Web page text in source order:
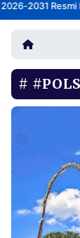
2031 Resmi